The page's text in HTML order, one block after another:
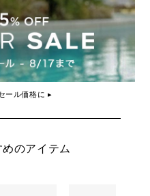
ール価格に ▸
のアイテム